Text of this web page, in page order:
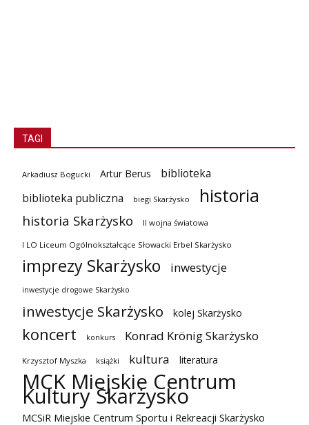
TAGI
Arkadiusz Bogucki Artur Berus
biblioteka
biblioteka publiczna
biegi Skarżysko historia
historia Skarżysko II wojna światowa
I LO Liceum Ogólnokształcące Słowacki Erbel Skarżysko
imprezy Skarżysko inwestycje
inwestycje drogowe Skarżysko
inwestycje Skarżysko kolej Skarżysko
koncert konkurs Konrad Krönig Skarżysko
Krzysztof Myszka książki kultura literatura
MCK Miejskie Centrum
Kultury Skarżysko
MCSiR Miejskie Centrum Sportu i Rekreacji Skarżysko